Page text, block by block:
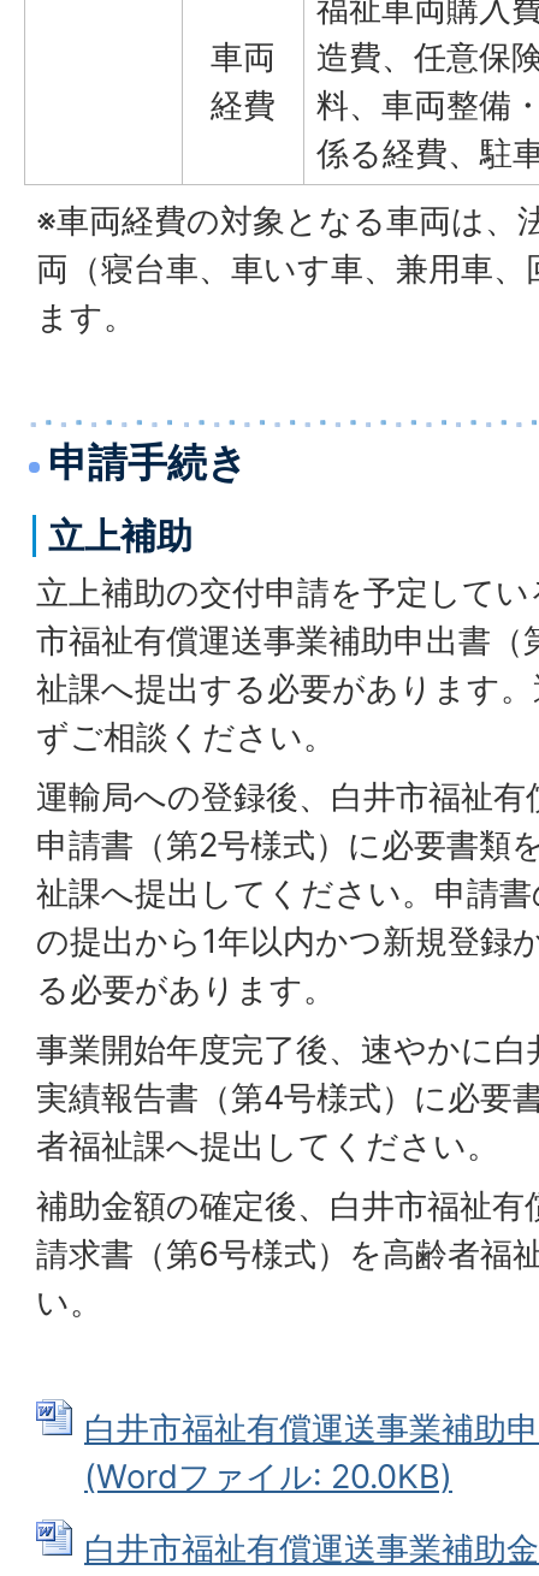
車両
経費
福祉車両購入
造費、任意保
料、車両整備
係る経費、駐
※車両経費の対象となる車両は、
両（寝台車、車いす車、兼用車
ます。
申請手続き
立上補助
立上補助の交付申請を予定して
市福祉有償運送事業補助申出書（
祉課へ提出する必要があります
ずご相談ください。
運輸局への登録後、白井市福祉
申請書（第2号様式）に必要書類
祉課へ提出してください。申請
の提出から1年以内かつ新規登録
る必要があります。
事業開始年度完了後、速やかに
実績報告書（第4号様式）に必要
者福祉課へ提出してください。
補助金額の確定後、白井市福祉有
請求書（第6号様式）を高齢者福
い。
白井市福祉有償運送事業補助
(Wordファイル: 20.0KB)
白井市福祉有償運送事業補助